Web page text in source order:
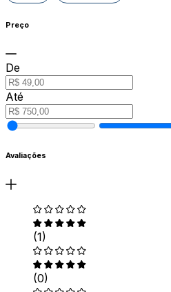
Preço
De
Até
Avaliações
(1)
(0)